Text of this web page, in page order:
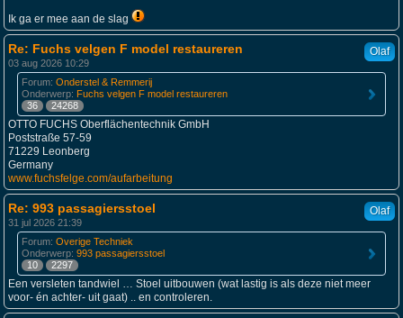
Ik ga er mee aan de slag
Olaf
Re: Fuchs velgen F model restaureren
03 aug 2026 10:29
Forum: Onderstel & Remmerij
Onderwerp: Fuchs velgen F model restaureren
36
24268
OTTO FUCHS Oberflächentechnik GmbH
Poststraße 57-59
71229 Leonberg
Germany
www.fuchsfelge.com/aufarbeitung
Olaf
Re: 993 passagiersstoel
31 jul 2026 21:39
Forum: Overige Techniek
Onderwerp: 993 passagiersstoel
10
2297
Een versleten tandwiel … Stoel uitbouwen (wat lastig is als deze niet meer
voor- én achter- uit gaat) .. en controleren.